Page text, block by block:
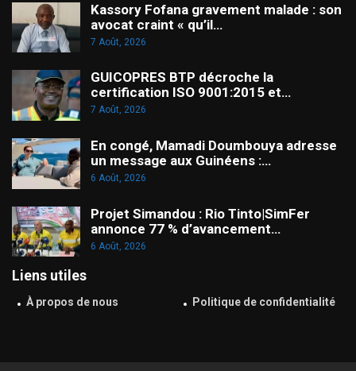
Kassory Fofana gravement malade : son
avocat craint « qu’il…
7 Août, 2026
GUICOPRES BTP décroche la
certification ISO 9001:2015 et…
7 Août, 2026
En congé, Mamadi Doumbouya adresse
un message aux Guinéens :…
6 Août, 2026
Projet Simandou : Rio Tinto|SimFer
annonce 77 % d’avancement…
6 Août, 2026
Liens utiles
À propos de nous Politique de confidentialité